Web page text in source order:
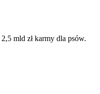
mld zł karmy dla psów.